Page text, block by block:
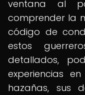
ventana al
comprender la
código de
estos
detallados,
experiencias
hazañas, sus